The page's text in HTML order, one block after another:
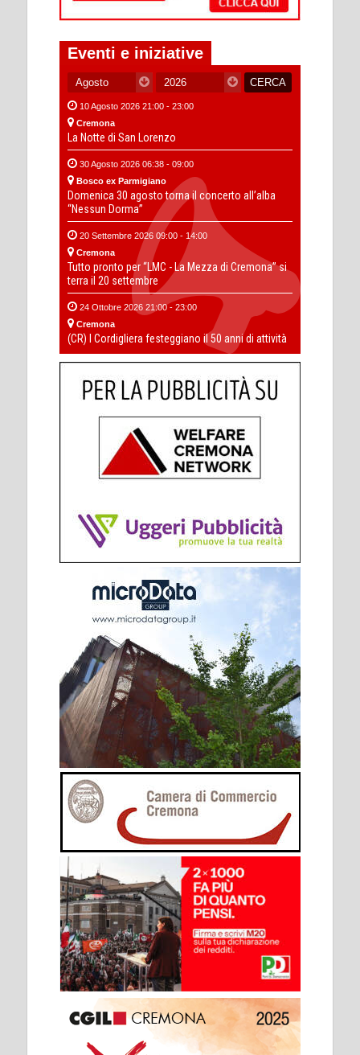
Eventi e iniziative
10 Agosto 2026 21:00 - 23:00
Cremona
La Notte di San Lorenzo
30 Agosto 2026 06:38 - 09:00
Bosco ex Parmigiano
Domenica 30 agosto torna il concerto all’alba
“Nessun Dorma”
20 Settembre 2026 09:00 - 14:00
Cremona
Tutto pronto per “LMC - La Mezza di Cremona” si
terra il 20 settembre
24 Ottobre 2026 21:00 - 23:00
Cremona
(CR) I Cordigliera festeggiano il 50 anni di attività